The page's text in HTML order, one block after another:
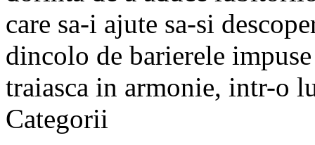
care sa-i ajute sa-si
dincolo de barierele
traiasca in armonie, intr-o
Categorii